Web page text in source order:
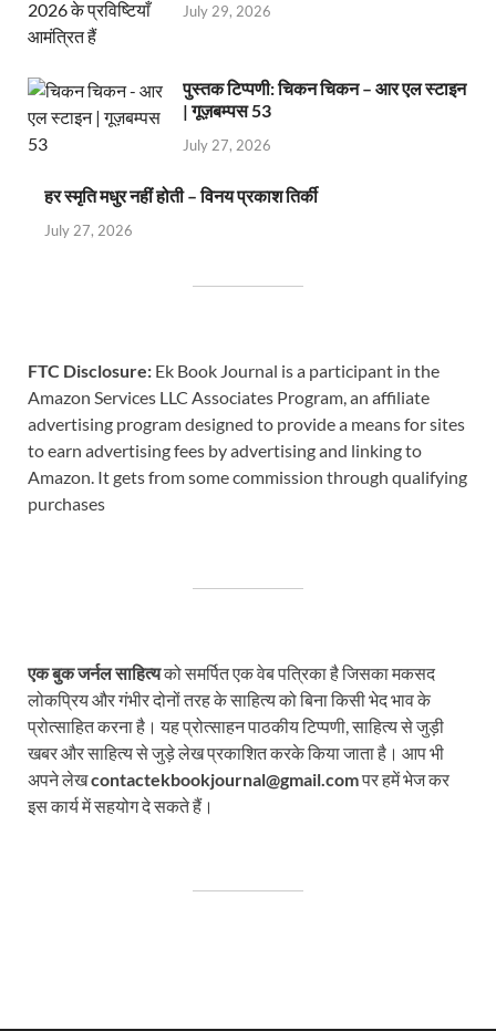
July 29, 2026
पुस्तक टिप्पणी: चिकन चिकन – आर एल स्टाइन
| गूज़बम्पस 53
July 27, 2026
हर स्मृति मधुर नहीं होती – विनय प्रकाश तिर्की
July 27, 2026
FTC Disclosure: Ek Book Journal is a participant in the
Amazon Services LLC Associates Program, an affiliate
advertising program designed to provide a means for sites
to earn advertising fees by advertising and linking to
Amazon. It gets from some commission through qualifying
purchases
एक बुक जर्नल साहित्यको समर्पित एक वेब पत्रिका है जिसका मकसद
लोकप्रिय और गंभीर दोनों तरह के साहित्य को बिना किसी भेद भाव के
प्रोत्साहित करना है। यह प्रोत्साहन पाठकीय टिप्पणी, साहित्य से जुड़ी
खबर और साहित्य से जुड़े लेख प्रकाशित करके किया जाता है। आप भी
अपने लेखcontactekbookjournal@gmail.comपर हमें भेज कर
इस कार्य में सहयोग दे सकते हैं।